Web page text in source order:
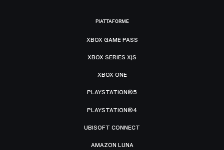
PIATTAFORME
XBOX GAME PASS
XBOX SERIES X|S
XBOX ONE
PLAYSTATION®5
PLAYSTATION®4
UBISOFT CONNECT
AMAZON LUNA